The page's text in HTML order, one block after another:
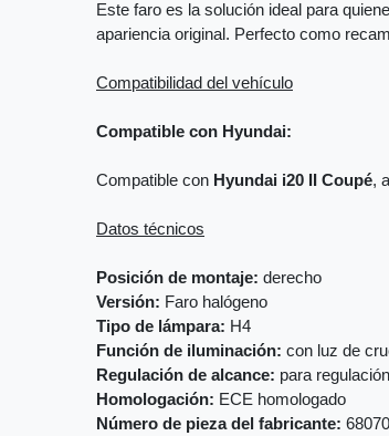
Este faro es la solución ideal para
apariencia original. Perfecto como
Compatibilidad del vehículo
Compatible con Hyundai:
Compatible con Hyundai i20 II Coupé,
Datos técnicos
Posición de montaje: derecho
Versión: Faro halógeno
Tipo de lámpara: H4
Función de iluminación: con luz de
Regulación de alcance: para
Homologación: ECE homologado
Número de pieza del fabricante: